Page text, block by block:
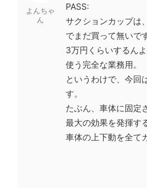
よんちゃ
ん
PASS:
サクションカップは
でまだ買って無いで
3万円くらいするん
使う完全な業務用。
というわけで、今回
す。
たぶん、車体に固定
最大の効果を発揮す
車体の上下動を全て